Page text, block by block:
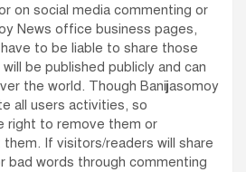
on social media commenting or
News office business pages,
to be liable to share those
be published publicly and can
the world. Though Banijjasomoy
all users activities, so
right to remove them or
If visitors/readers will share
bad words through commenting